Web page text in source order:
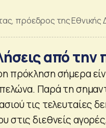
πρόεδρος της
από την
πρόκληση σήμερα
Παρά τη
τις τελευταίες
στις διεθνείς